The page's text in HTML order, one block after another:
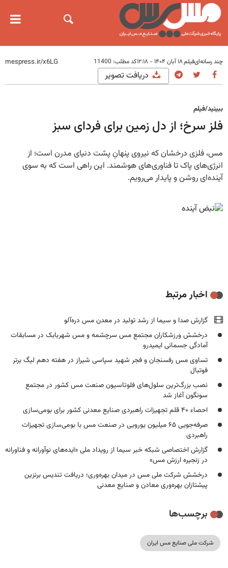
چند رسانه‌ایفیلم۱۸ آبان ۱۴۰۴ - ۱۲:۱۸ کد مطلب: 11400
دریافت تصویر
ببینید/فیلم
فلز سرخ؛ از دل زمین برای فردای سبز
مس، فلزی درخشان که نیروی پنهانِ پشت دنیای مدرن است؛ از
انرژی‌های پاک تا فناوری‌های هوشمند. این راهی‌ است که به سوی
آینده‌ای روشن و پایدار می‌رویم.
اخبار مرتبط
گزارش صدا و سیما از رشد تولید در معدن مس دره‌آلو
درخشش ورزشکاران مجتمع مس سرچشمه و مس شهربابک در مسابقات
آمادگی جسمانی ایمیدرو
تساوی مس رفسنجان و فجر شهید سپاسی شیراز در هفته دهم لیگ برتر
فوتبال
نصب بزرگ‌ترین سلول‌های فلوتاسیون صنعت مس کشور در مجتمع
سونگون آغاز شد
احصاء ۴۰‌ قلم تجهیزات راهبردی صنایع معدنی کشور برای بومی‌سازی
صرفه‌جویی ۶۵ میلیون یورویی در صنعت مس با بومی‌سازی تجهیزات
راهبردی
گزارش اختصاصی شبکه خبر سیما از رویداد ملی «ایده‌های نوآورانه و فناورانه
در زنجیره ارزش مس»
درخشش شرکت ملی مس در میدان بهره‌وری؛ دریافت تندیس برنزین
پیشتازان بهره‌وری معادن و صنایع معدنی
برچسب‌ها
شرکت ملی صنایع مس ایران